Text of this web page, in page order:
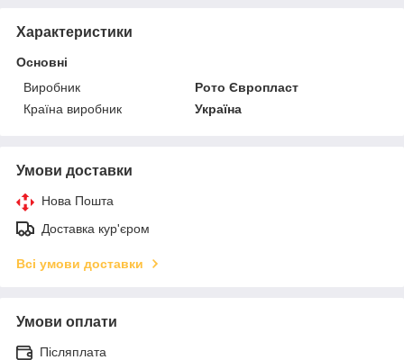
Характеристики
Основні
Виробник
Рото Європласт
Країна виробник
Україна
Умови доставки
Нова Пошта
Доставка кур'єром
Всі умови доставки
Умови оплати
Післяплата